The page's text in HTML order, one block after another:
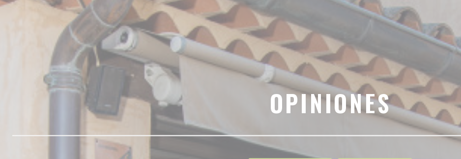
OPINIONES